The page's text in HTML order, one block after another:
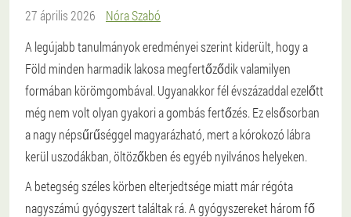
27 április 2026
Nóra Szabó
A legújabb tanulmányok eredményei szerint kiderült, hogy a
Föld minden harmadik lakosa megfertőződik valamilyen
formában körömgombával. Ugyanakkor fél évszázaddal ezelőtt
még nem volt olyan gyakori a gombás fertőzés. Ez elsősorban
a nagy népsűrűséggel magyarázható, mert a kórokozó lábra
kerül uszodákban, öltözőkben és egyéb nyilvános helyeken.
A betegség széles körben elterjedtsége miatt már régóta
nagyszámú gyógyszert találtak rá. A gyógyszereket három fő